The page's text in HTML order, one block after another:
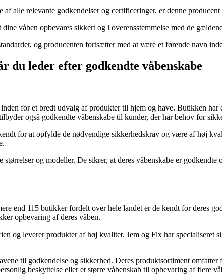
alle relevante godkendelser og certificeringer, er denne
våben opbevares sikkert og i overensstemmelse med de
og producenten fortsætter med at være et førende navn
leder efter godkendte våbenskabe
for et bredt udvalg af produkter til hjem og have. Butikken har
også godkendte våbenskabe til kunder, der har behov for
for at opfylde de nødvendige sikkerhedskrav og være af høj
og modeller. De sikrer, at deres våbenskabe er
end 115 butikker fordelt over hele landet er de kendt for deres
opbevaring af deres våben.
og leverer produkter af høj kvalitet. Jem og Fix har specialiseret
til godkendelse og sikkerhed. Deres produktsortiment
beskyttelse eller et større våbenskab til opbevaring af flere